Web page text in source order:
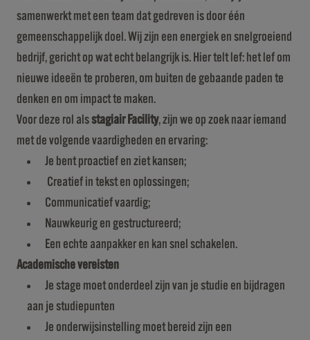
samenwerkt met een team dat gedreven is door één
gemeenschappelijk doel. Wij zijn een energiek en snelgroeiend
bedrijf, gericht op wat echt belangrijk is. Hier telt lef: het lef om
nieuwe ideeën te proberen, om buiten de gebaande paden te
denken en om impact te maken.
Voor deze rol alsstagiair Facility, zijn we op zoek naar iemand
met de volgende vaardigheden en ervaring:
Je bent proactief en ziet kansen;
Creatief in tekst en oplossingen;
Communicatief vaardig;
Nauwkeurig en gestructureerd;
Een echte aanpakker en kan snel schakelen.
Academische vereisten
Je stage moet onderdeel zijn van je studie en bijdragen
aan je studiepunten
Je onderwijsinstelling moet bereid zijn een